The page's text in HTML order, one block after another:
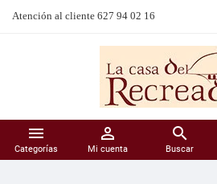
Atención al cliente 627 94 02 16

Categorías

Mi cuenta

Buscar